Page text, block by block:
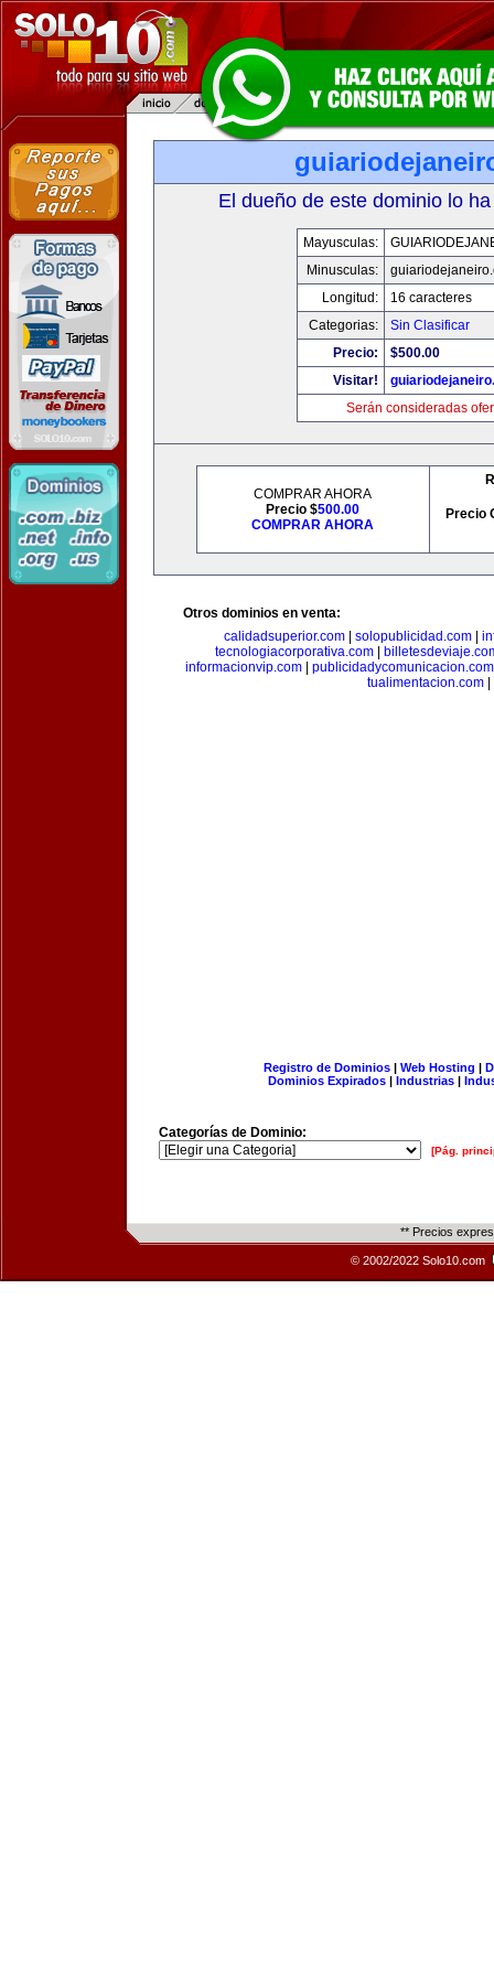
El dueño de este dominio lo
Mayusculas:
Minusculas:
Longitud:
16 caracteres
Categorias:
Sin Clasificar
Precio:
$500.00
Visitar!
Serán consideradas
COMPRAR AHORA
Precio $500.00
COMPRAR AHORA
Precio
Otros dominios en venta:
calidadsuperior.com| solopublicidad.com|
tecnologiacorporativa.com|
informacionvip.com| publicidadycomunicacion.com
tualimentacion.com
Registro de Dominios| Web Hosting |
Dominios Expirados | Industrias |
Categorías de Dominio:
[Pág.
** Precios
© 2002/2022 Solo10.com